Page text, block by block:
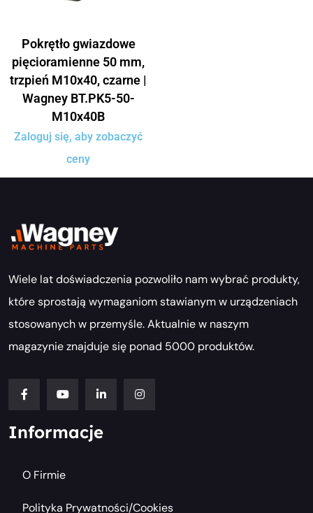
Pokrętło gwiazdowe
pięcioramienne 50 mm,
trzpień M10x40, czarne |
Wagney BT.PK5-50-
M10x40B
Zaloguj się, aby zobaczyć
ceny
Wiele lat doświadczenia pozwoliło nam wybrać produkty,
które sprostają wymaganiom stawianym w urządzeniach
stosowanych w przemyśle. Aktualnie w naszym
magazynie znajduje się ponad 5000 produktów.
Informacje
O Firmie
Polityka Prywatności/cookies